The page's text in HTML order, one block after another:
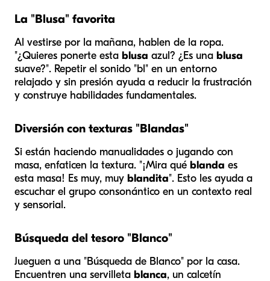
La "Blusa" favorita
Al vestirse por la mañana, hablen de la ropa.
"¿Quieres ponerte esta blusa azul? ¿Es una blusa
suave?". Repetir el sonido "bl" en un entorno
relajado y sin presión ayuda a reducir la frustración
y construye habilidades fundamentales.
Diversión con texturas "Blandas"
Si están haciendo manualidades o jugando con
masa, enfaticen la textura. "¡Mira qué blanda es
esta masa! Es muy, muy blandita". Esto les ayuda a
escuchar el grupo consonántico en un contexto real
y sensorial.
Búsqueda del tesoro "Blanco"
Jueguen a una "Búsqueda de Blanco" por la casa.
Encuentren una servilleta blanca, un calcetín